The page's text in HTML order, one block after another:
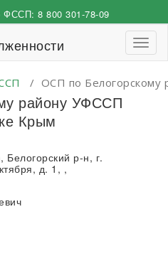
ФССП: 8 800 301-78-09
/ ОСП по Белогорскому
району УФССП
Крым
р-н, г.
д. 1, ,